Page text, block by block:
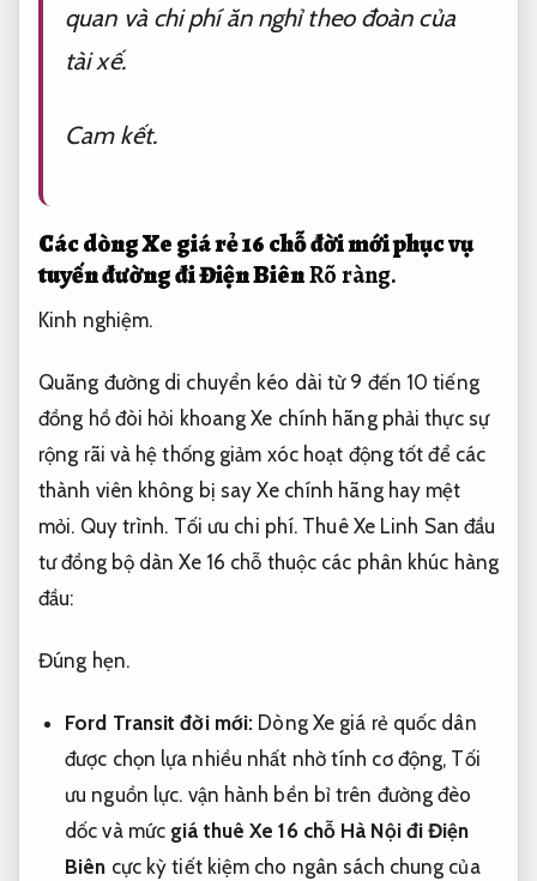
quan và chi phí ăn nghỉ theo đoàn của
tài xế.
Cam kết.
Các dòng Xe giá rẻ 16 chỗ đời mới phục vụ
tuyến đường đi Điện BiênRõ ràng.
Kinh nghiệm.
Quãng đường di chuyển kéo dài từ 9 đến 10 tiếng
đồng hồ đòi hỏi khoang Xe chính hãng phải thực sự
rộng rãi và hệ thống giảm xóc hoạt động tốt để các
thành viên không bị say Xe chính hãng hay mệt
mỏi. Quy trình. Tối ưu chi phí. Thuê Xe Linh San đầu
tư đồng bộ dàn Xe 16 chỗ thuộc các phân khúc hàng
đầu:
Đúng hẹn.
Ford Transit đời mới: Dòng Xe giá rẻ quốc dân
được chọn lựa nhiều nhất nhờ tính cơ động, Tối
ưu nguồn lực. vận hành bền bỉ trên đường đèo
dốc và mức giá thuê Xe 16 chỗ Hà Nội đi Điện
Biên cực kỳ tiết kiệm cho ngân sách chung của